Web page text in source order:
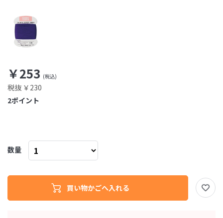
￥253
税抜 ￥230
ポイント
2
数量